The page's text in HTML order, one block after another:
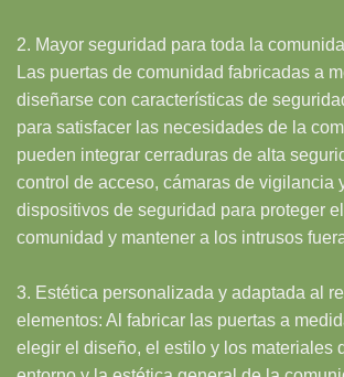
2. Mayor seguridad para toda la
Las puertas de comunidad fabricadas a
diseñarse con características de
para satisfacer las necesidades de la
pueden integrar cerraduras de alta
control de acceso, cámaras de vigilancia
dispositivos de seguridad para proteger
comunidad y mantener a los intrusos
3. Estética personalizada y adaptada al
elementos: Al fabricar las puertas a
elegir el diseño, el estilo y los materiales